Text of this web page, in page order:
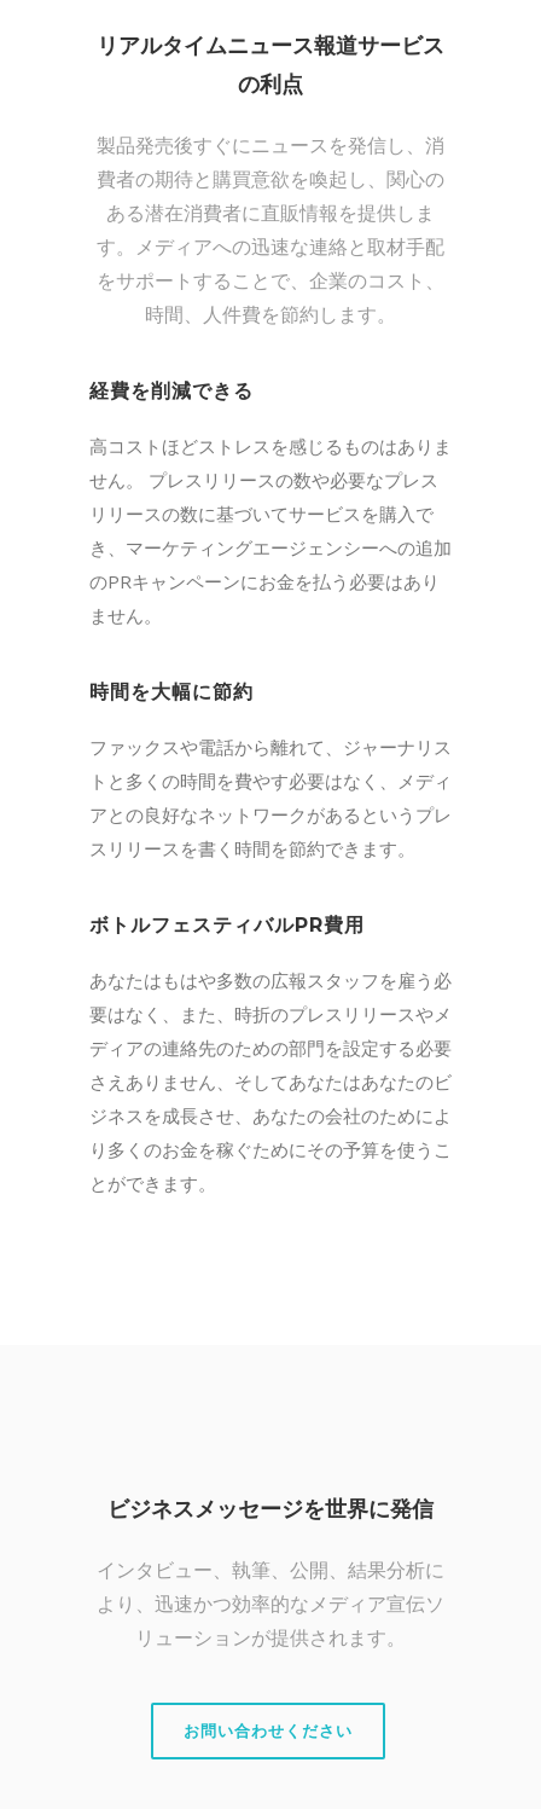
リアルタイムニュース報道サービス
の利点
製品発売後すぐにニュースを発信し、消
費者の期待と購買意欲を喚起し、関心の
ある潜在消費者に直販情報を提供しま
す。メディアへの迅速な連絡と取材手配
をサポートすることで、企業のコスト、
時間、人件費を節約します。
経費を削減できる
高コストほどストレスを感じるものはありま
せん。 プレスリリースの数や必要なプレス
リリースの数に基づいてサービスを購入で
き、マーケティングエージェンシーへの追加
のPRキャンペーンにお金を払う必要はあり
ません。
時間を大幅に節約
ファックスや電話から離れて、ジャーナリス
トと多くの時間を費やす必要はなく、メディ
アとの良好なネットワークがあるというプレ
スリリースを書く時間を節約できます。
ボトルフェスティバルPR費用
あなたはもはや多数の広報スタッフを雇う必
要はなく、また、時折のプレスリリースやメ
ディアの連絡先のための部門を設定する必要
さえありません、そしてあなたはあなたのビ
ジネスを成長させ、あなたの会社のためによ
り多くのお金を稼ぐためにその予算を使うこ
とができます。
ビジネスメッセージを世界に発信
インタビュー、執筆、公開、結果分析に
より、迅速かつ効率的なメディア宣伝ソ
リューションが提供されます。
お問い合わせください